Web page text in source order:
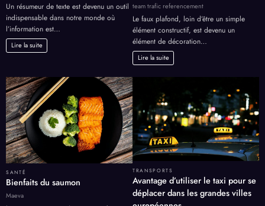
Un résumeur de texte est devenu un outil
indispensable dans notre monde où
l’information est…
Lire la suite
team trafic referencement
Le faux plafond, loin d’être un simple
élément constructif, est devenu un
élément de décoration…
Lire la suite
SANTÉ
Bienfaits du saumon
Maeva
TRANSPORTS
Avantage d’utiliser le taxi pour se
déplacer dans les grandes villes